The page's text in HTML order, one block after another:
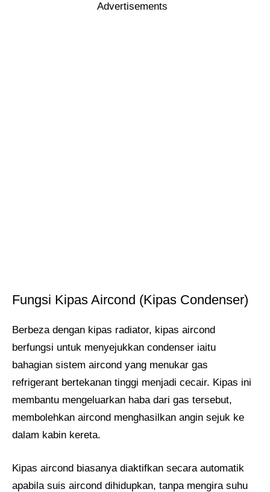
Advertisements
Fungsi Kipas Aircond (Kipas Condenser)
Berbeza dengan kipas radiator, kipas aircond
berfungsi untuk menyejukkan condenser iaitu
bahagian sistem aircond yang menukar gas
refrigerant bertekanan tinggi menjadi cecair. Kipas ini
membantu mengeluarkan haba dari gas tersebut,
membolehkan aircond menghasilkan angin sejuk ke
dalam kabin kereta.
Kipas aircond biasanya diaktifkan secara automatik
apabila suis aircond dihidupkan, tanpa mengira suhu